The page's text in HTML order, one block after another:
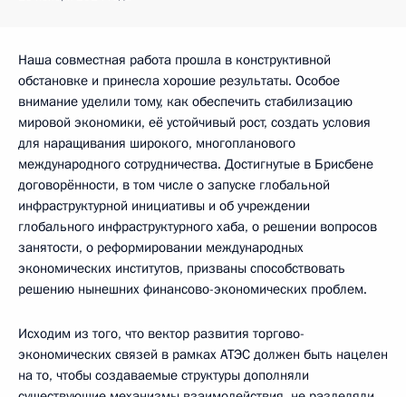
Наша совместная работа прошла в конструктивной
обстановке и принесла хорошие результаты. Особое
внимание уделили тому, как обеспечить стабилизацию
мировой экономики, её устойчивый рост, создать условия
для наращивания широкого, многопланового
международного сотрудничества. Достигнутые в Брисбене
договорённости, в том числе о запуске глобальной
инфраструктурной инициативы и об учреждении
глобального инфраструктурного хаба, о решении вопросов
занятости, о реформировании международных
экономических институтов, призваны способствовать
решению нынешних финансово-экономических проблем.
Исходим из того, что вектор развития торгово-
экономических связей в рамках АТЭС должен быть нацелен
на то, чтобы создаваемые структуры дополняли